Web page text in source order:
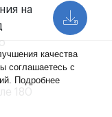
на
180
качества
соглашаетесь с
Подробнее